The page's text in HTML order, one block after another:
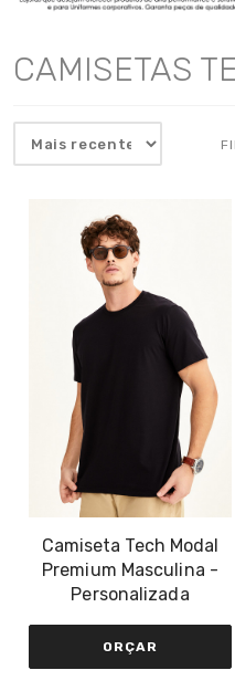
CAMISETAS
Camiseta Tech Modal
Premium Masculina -
Personalizada
ORÇAR